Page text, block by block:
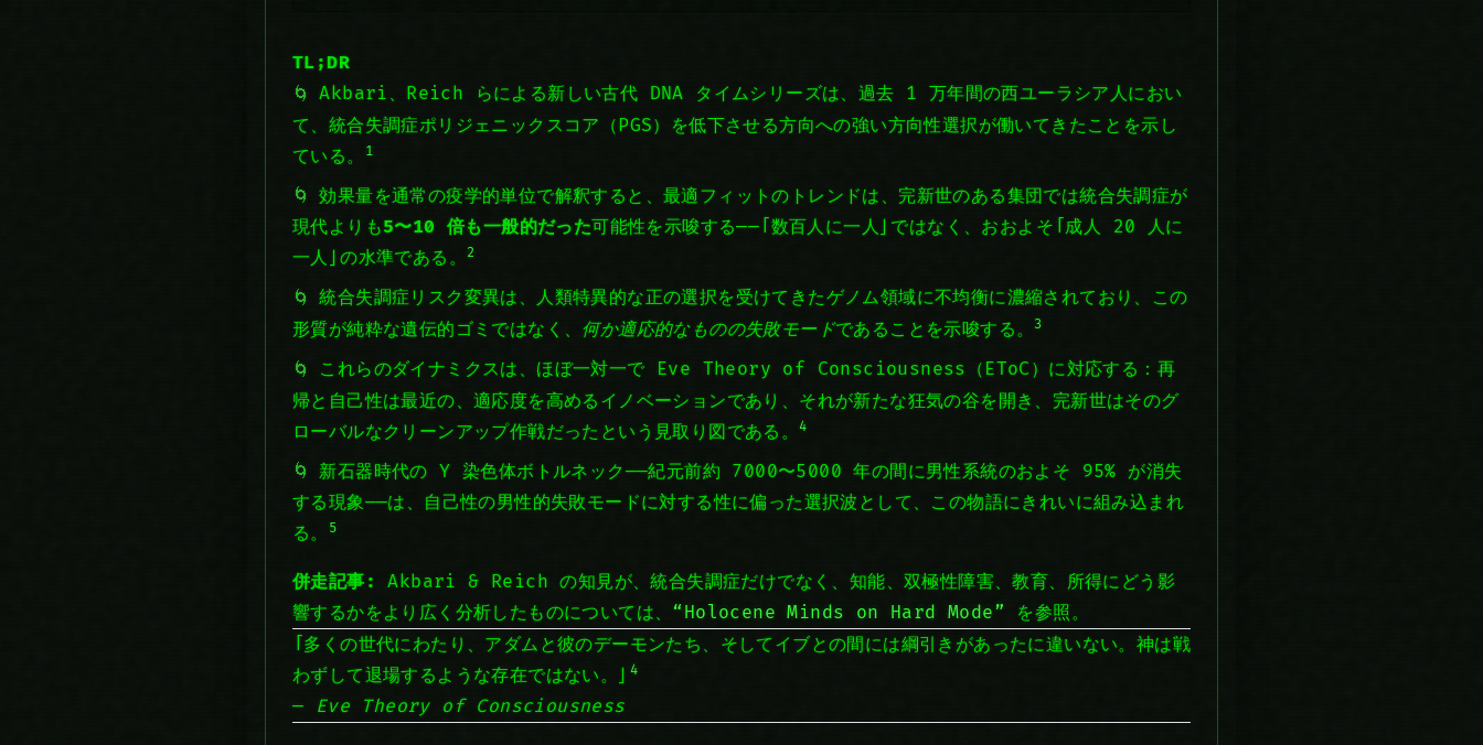
TL;DR
Akbari、Reich らによる新しい古代 DNA タイムシリーズは、過去 1 万年間の西ユーラシア人におい
て、統合失調症ポリジェニックスコア（PGS）を低下させる方向への強い方向性選択が働いてきたことを示し
ている。
1
効果量を通常の疫学的単位で解釈すると、最適フィットのトレンドは、完新世のある集団では統合失調症が
現代よりも5〜10 倍も一般的だった可能性を示唆する——「数百人に一人」ではなく、おおよそ「成人 20 人に
一人」の水準である。
2
統合失調症リスク変異は、人類特異的な正の選択を受けてきたゲノム領域に不均衡に濃縮されており、この
形質が純粋な遺伝的ゴミではなく、 何か適応的なものの失敗モードであることを示唆する。3
これらのダイナミクスは、ほぼ一対一で Eve Theory of Consciousness（EToC）に対応する：再
帰と自己性は最近の、適応度を高めるイノベーションであり、それが新たな狂気の谷を開き、完新世はそのグ
ローバルなクリーンアップ作戦だったという見取り図である。4
新石器時代の Y 染色体ボトルネック——紀元前約 7000〜5000 年の間に男性系統のおよそ 95% が消失
する現象——は、自己性の男性的失敗モードに対する性に偏った選択波として、この物語にきれいに組み込まれ
る。
5
併走記事:
Akbari & Reich の知見が、統合失調症だけでなく、知能、双極性障害、教育、所得にどう影
響するかをより広く分析したものについては、 “Holocene Minds on Hard Mode”
を参照。
「多くの世代にわたり、アダムと彼のデーモンたち、そしてイブとの間には綱引きがあったに違いない。神は戦
わずして退場するような存在ではない。」
4
— Eve Theory of Consciousness